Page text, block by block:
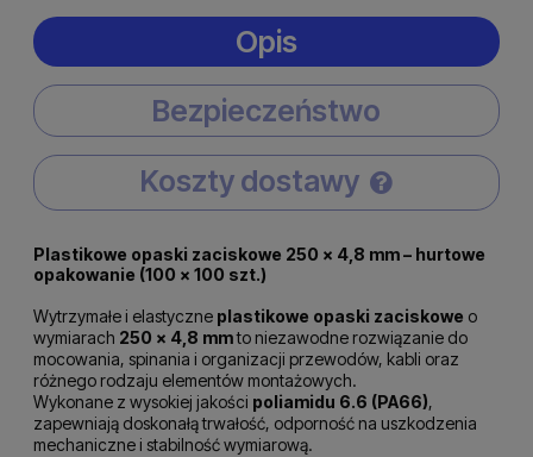
Opis
Bezpieczeństwo
Koszty dostawy
Cena nie zawiera ewentualnych kosztów płatności
Plastikowe opaski zaciskowe 250 × 4,8 mm – hurtowe
opakowanie (100 × 100 szt.)
Wytrzymałe i elastyczne plastikowe opaski zaciskowe o
wymiarach 250 × 4,8 mmto niezawodne rozwiązanie do
mocowania, spinania i organizacji przewodów, kabli oraz
różnego rodzaju elementów montażowych.
Wykonane z wysokiej jakości poliamidu 6.6 (PA66),
zapewniają doskonałą trwałość, odporność na uszkodzenia
mechaniczne i stabilność wymiarową.